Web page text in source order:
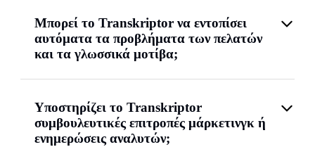
Μπορεί το Transkriptor να εντοπίσει
αυτόματα τα προβλήματα των πελατών
και τα γλωσσικά μοτίβα;
Υποστηρίζει το Transkriptor
συμβουλευτικές επιτροπές μάρκετινγκ ή
ενημερώσεις αναλυτών;